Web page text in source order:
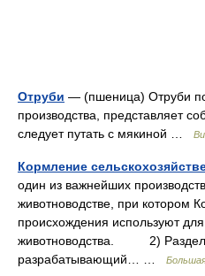
Отруби — (пшеница) Отруби
производства, представляет
следует путать с мякиной …
Кормление
один из важнейших
животноводстве, при котором
происхождения используют
животноводства. 2) Раздел
разрабатывающий… …